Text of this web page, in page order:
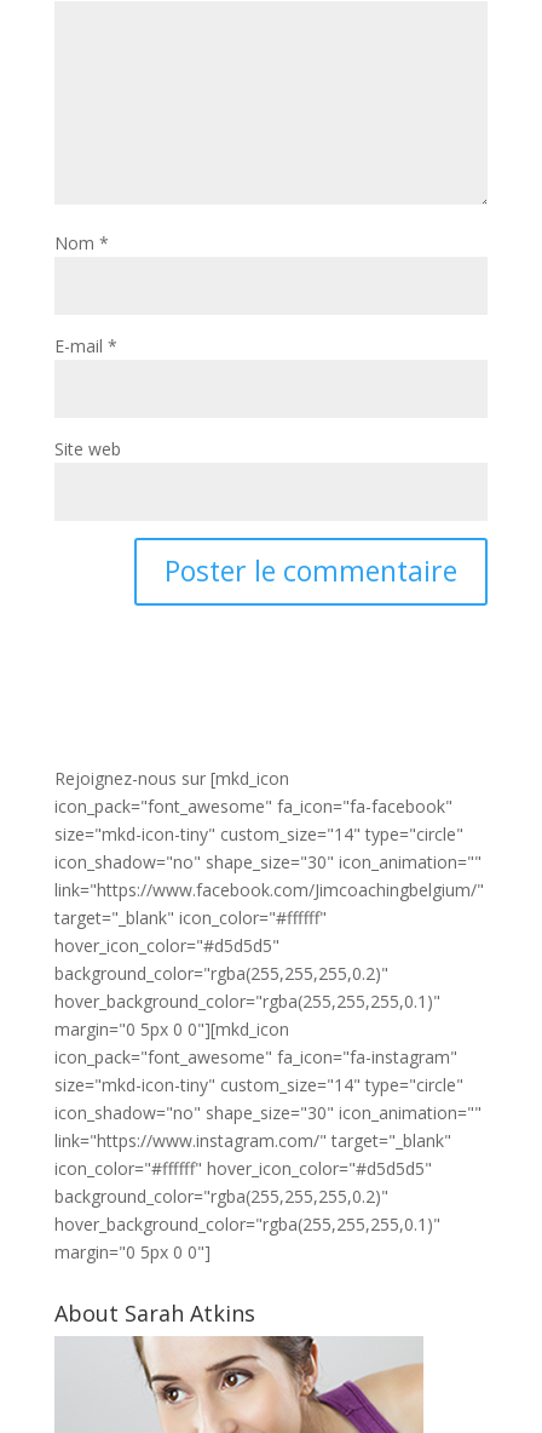
Nom *
E-mail *
Site web
Rejoignez-nous sur [mkd_icon
icon_pack="font_awesome" fa_icon="fa-facebook"
size="mkd-icon-tiny" custom_size="14" type="circle"
icon_shadow="no" shape_size="30" icon_animation=""
link="https://www.facebook.com/Jimcoachingbelgium/"
target="_blank" icon_color="#ffffff"
hover_icon_color="#d5d5d5"
background_color="rgba(255,255,255,0.2)"
hover_background_color="rgba(255,255,255,0.1)"
margin="0 5px 0 0"][mkd_icon
icon_pack="font_awesome" fa_icon="fa-instagram"
size="mkd-icon-tiny" custom_size="14" type="circle"
icon_shadow="no" shape_size="30" icon_animation=""
link="https://www.instagram.com/" target="_blank"
icon_color="#ffffff" hover_icon_color="#d5d5d5"
background_color="rgba(255,255,255,0.2)"
hover_background_color="rgba(255,255,255,0.1)"
margin="0 5px 0 0"]
About Sarah Atkins